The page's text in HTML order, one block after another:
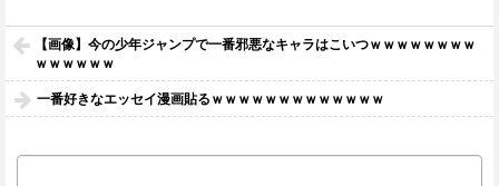
【画像】今の少年ジャンプで一番邪悪なキャラはこいつｗｗｗｗｗｗｗｗ
ｗｗｗｗｗｗ
一番好きなエッセイ漫画貼るｗｗｗｗｗｗｗｗｗｗｗｗｗ